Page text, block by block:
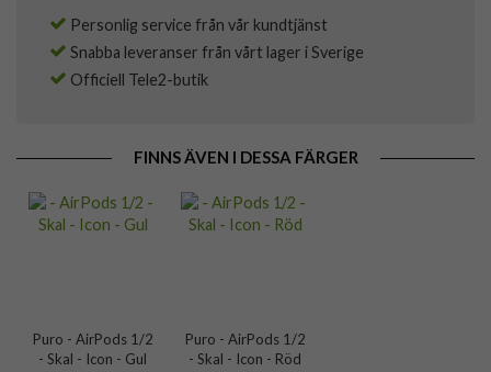
Personlig service från vår kundtjänst
Snabba leveranser från vårt lager i Sverige
Officiell Tele2-butik
FINNS ÄVEN I DESSA FÄRGER
Puro - AirPods 1/2
- Skal - Icon - Gul
Puro - AirPods 1/2
- Skal - Icon - Röd